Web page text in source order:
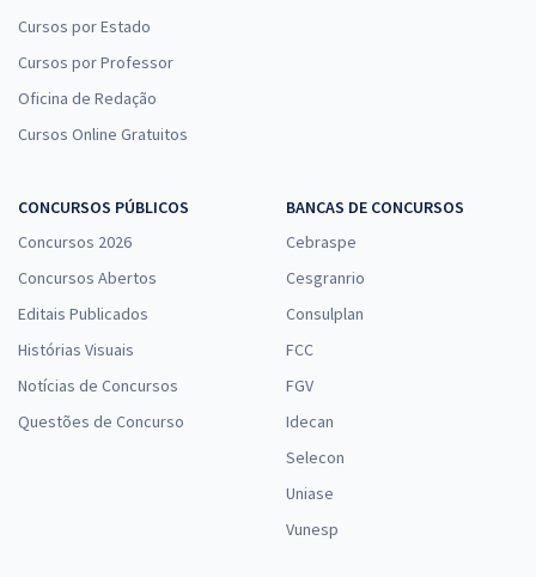
Cursos por Estado
Cursos por Professor
Oficina de Redação
Cursos Online Gratuitos
CONCURSOS PÚBLICOS
Concursos 2026
Concursos Abertos
Editais Publicados
Histórias Visuais
Notícias de Concursos
Questões de Concurso
BANCAS DE CONCURSOS
Cebraspe
Cesgranrio
Consulplan
FCC
FGV
Idecan
Selecon
Uniase
Vunesp